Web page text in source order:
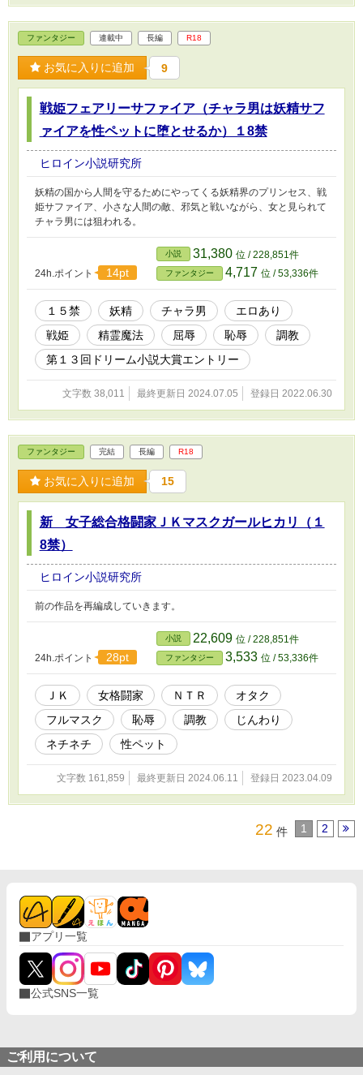
ファンタジー 連載中 長編 R18
お気に入りに追加 9
戦姫フェアリーサファイア（チャラ男は妖精サフ
ァイアを性ペットに堕とせるか）１8禁
ヒロイン小説研究所
妖精の国から人間を守るためにやってくる妖精界のプリンセス、戦
姫サファイア、小さな人間の敵、邪気と戦いながら、女と見られて
チャラ男には狙われる。
24h.ポイント 14pt
小説 31,380 位 / 228,851件
ファンタジー 4,717 位 / 53,336件
１５禁 妖精 チャラ男
エロあり
戦姫
精霊魔法 屈辱 恥辱
調教
第１３回ドリーム小説大賞エントリー
文字数 38,011 最終更新日 2024.07.05 登録日 2022.06.30
ファンタジー 完結 長編 R18
お気に入りに追加 15
新 女子総合格闘家ＪＫマスクガールヒカリ（１
8禁）
ヒロイン小説研究所
前の作品を再編成していきます。
24h.ポイント 28pt
小説 22,609 位 / 228,851件
ファンタジー 3,533 位 / 53,336件
ＪＫ 女格闘家 ＮＴＲ
オタク
フルマスク
恥辱 調教
じんわり
ネチネチ
性ペット
文字数 161,859 最終更新日 2024.06.11 登録日 2023.04.09
22 件 1 2
アプリ一覧
公式SNS一覧
ご利用について